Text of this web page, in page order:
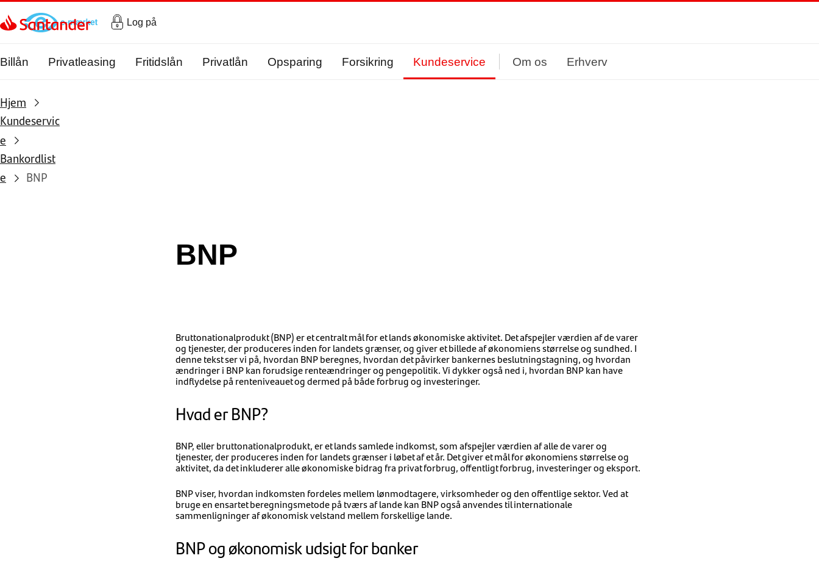
Gå til hovedindholdet
Log på
Billån Privatleasing Fritidslån Privatlån Opsparing Forsikring Kundeservice Om os Erhverv
Hjem
Kundeservic
e
Bankordlist
e
BNP
BNP
Bruttonationalprodukt (BNP) er et centralt mål for et lands økonomiske aktivitet. Det afspejler værdien af de varer
og tjenester, der produceres inden for landets grænser, og giver et billede af økonomiens størrelse og sundhed. I
denne tekst ser vi på, hvordan BNP beregnes, hvordan det påvirker bankernes beslutningstagning, og hvordan
ændringer i BNP kan forudsige renteændringer og pengepolitik. Vi dykker også ned i, hvordan BNP kan have
indflydelse på renteniveauet og dermed på både forbrug og investeringer.
Hvad er BNP?
BNP, eller bruttonationalprodukt, er et lands samlede indkomst, som afspejler værdien af alle de varer og
tjenester, der produceres inden for landets grænser i løbet af et år. Det giver et mål for økonomiens størrelse og
aktivitet, da det inkluderer alle økonomiske bidrag fra privat forbrug, offentligt forbrug, investeringer og eksport.
BNP viser, hvordan indkomsten fordeles mellem lønmodtagere, virksomheder og den offentlige sektor. Ved at
bruge en ensartet beregningsmetode på tværs af lande kan BNP også anvendes til internationale
sammenligninger af økonomisk velstand mellem forskellige lande.
BNP og økonomisk udsigt for banker